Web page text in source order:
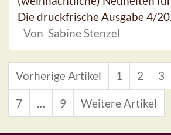
Die druckfrische Ausgabe 4/
Von Sabine Stenzel
Vorherige Artikel 1 2 3
7 … 9 Weitere Artikel